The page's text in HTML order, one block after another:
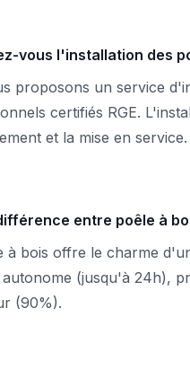
vous l'installation des
proposons un service
certifiés RGE.
et la mise en service.
entre poêle à
à bois offre le charme
(jusqu'à 24h),
(90%).